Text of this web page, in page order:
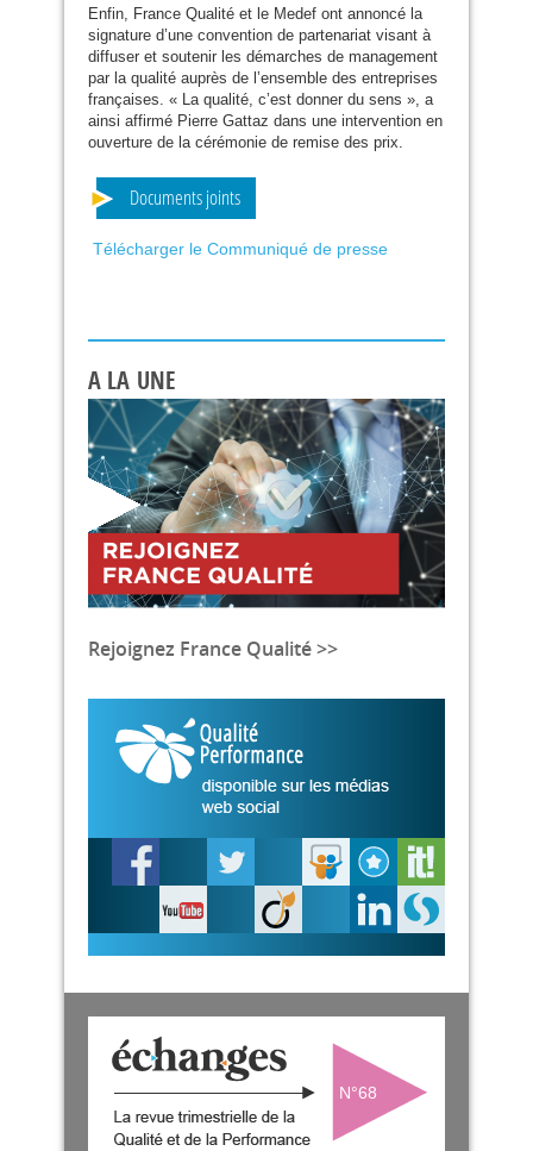
Enfin, France Qualité et le Medef ont annoncé la
signature d’une convention de partenariat visant à
diffuser et soutenir les démarches de management
par la qualité auprès de l’ensemble des entreprises
françaises. « La qualité, c’est donner du sens », a
ainsi affirmé Pierre Gattaz dans une intervention en
ouverture de la cérémonie de remise des prix.
Documents joints
Télécharger le Communiqué de presse
A LA UNE
Rejoignez France Qualité >>
N°68